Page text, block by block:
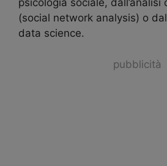
psicologia sociale, dall’analisi
(social network analysis) o
data science.
pubblicità